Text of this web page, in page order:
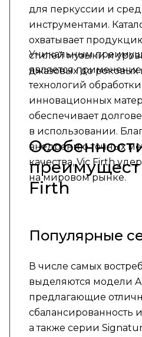
для перкуссии и
инструментами.
охватывает
стилей музыки и
джазовых до роковых
Уникальным
является
технологий
инновационных
обеспечивает
в использовании.
внедрению точных
качества, Vic Firth
на мировом рынке.
Firth
Популярные
В числе самых
выделяются модели
предлагающие
сбалансированность
а также серии